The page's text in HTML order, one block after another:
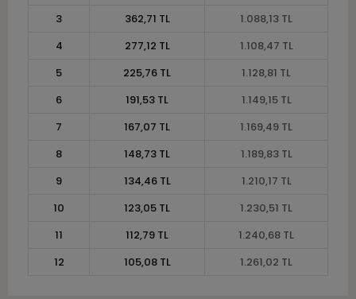
3
362,71 TL
1.088,13 TL
4
277,12 TL
1.108,47 TL
5
225,76 TL
1.128,81 TL
6
191,53 TL
1.149,15 TL
7
167,07 TL
1.169,49 TL
8
148,73 TL
1.189,83 TL
9
134,46 TL
1.210,17 TL
10
123,05 TL
1.230,51 TL
11
112,79 TL
1.240,68 TL
12
105,08 TL 1.261,02 TL